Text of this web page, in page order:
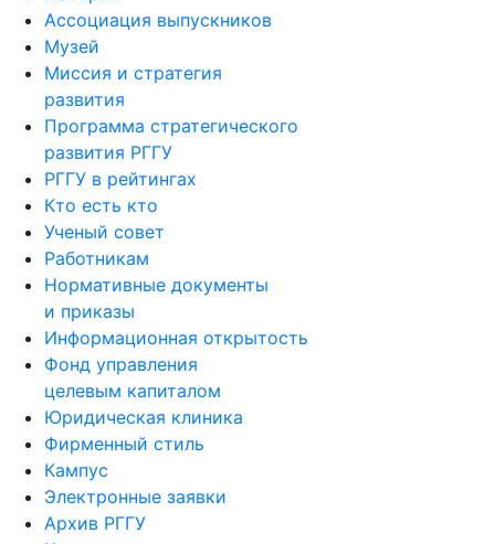
Ассоциация выпускников
Музей
Миссия и стратегия
развития
Программа стратегического
развития РГГУ
РГГУ в рейтингах
Кто есть кто
Ученый совет
Работникам
Нормативные документы
и приказы
Информационная открытость
Фонд управления
целевым капиталом
Юридическая клиника
Фирменный стиль
Кампус
Электронные заявки
Архив РГГУ